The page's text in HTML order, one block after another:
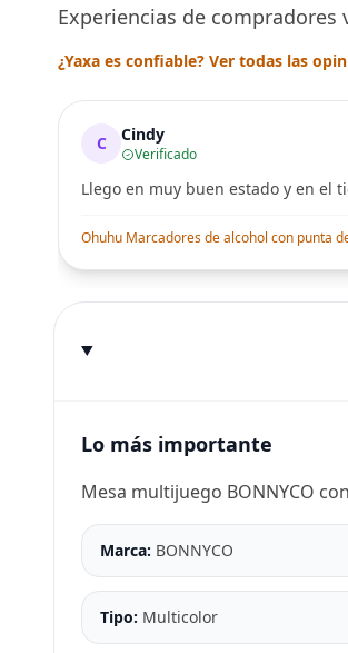
Experiencias de
¿Yaxa es confiable? Ver todas las
C Cindy
Verificado
Llego en muy buen estado y en el
Ohuhu Marcadores de alcohol con punta
Lo más importante
Mesa multijuego BONNYCO
Marca: BONNYCO
Tipo: Multicolor